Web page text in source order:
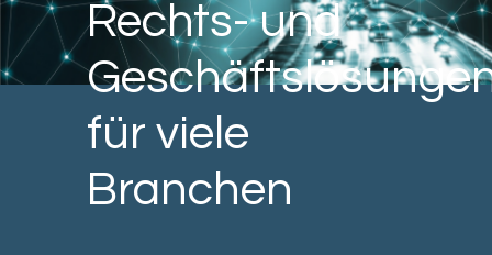
Rechts- und
für viele
Branchen